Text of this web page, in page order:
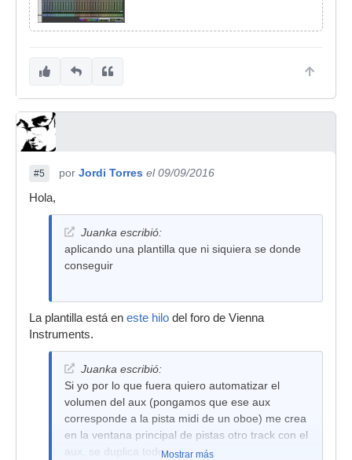
#5 por Jordi Torres el 09/09/2016
Hola,
Juanka escribió:
aplicando una plantilla que ni siquiera se donde
conseguir
La plantilla está en este hilo del foro de Vienna
Instruments.
Juanka escribió:
Si yo por lo que fuera quiero automatizar el
volumen del aux (pongamos que ese aux
corresponde a la pista midi de un oboe) me crea
en la ventana principal de pistas otro track con el
aux, se duplica todoMostrar más